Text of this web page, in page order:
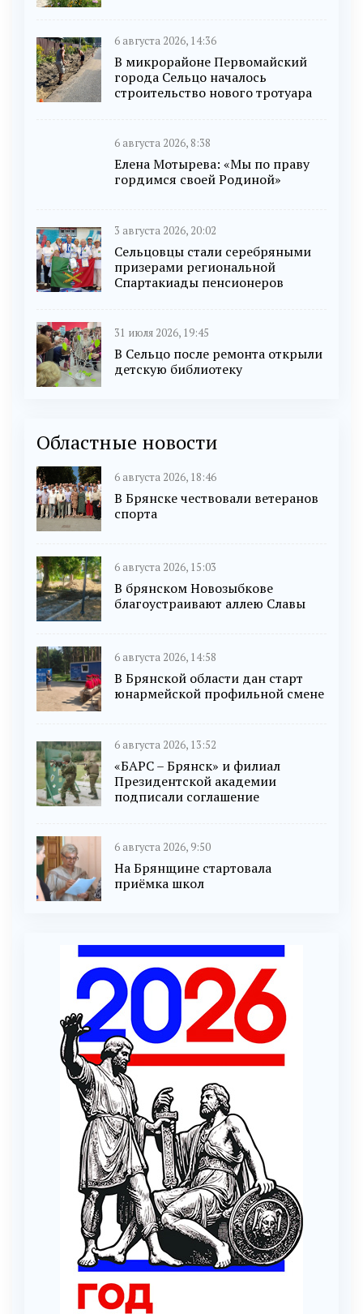
6 августа 2026, 14:36
В микрорайоне Первомайский
города Сельцо началось
строительство нового тротуара
6 августа 2026, 8:38
Елена Мотырева: «Мы по праву
гордимся своей Родиной»
3 августа 2026, 20:02
Сельцовцы стали серебряными
призерами региональной
Спартакиады пенсионеров
31 июля 2026, 19:45
В Сельцо после ремонта открыли
детскую библиотеку
Областные новости
6 августа 2026, 18:46
В Брянске чествовали ветеранов
спорта
6 августа 2026, 15:03
В брянском Новозыбкове
благоустраивают аллею Славы
6 августа 2026, 14:58
В Брянской области дан старт
юнармейской профильной смене
6 августа 2026, 13:52
«БАРС – Брянск» и филиал
Президентской академии
подписали соглашение
6 августа 2026, 9:50
На Брянщине стартовала
приёмка школ